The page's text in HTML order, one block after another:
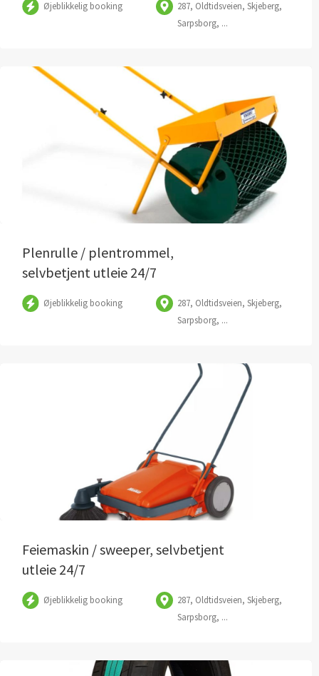
Øjeblikkelig booking
287, Oldtidsveien, Skjeberg,
Sarpsborg, ...
Plenrulle / plentrommel,
selvbetjent utleie 24/7
Øjeblikkelig booking
287, Oldtidsveien, Skjeberg,
Sarpsborg, ...
Feiemaskin / sweeper, selvbetjent
utleie 24/7
Øjeblikkelig booking
287, Oldtidsveien, Skjeberg,
Sarpsborg, ...